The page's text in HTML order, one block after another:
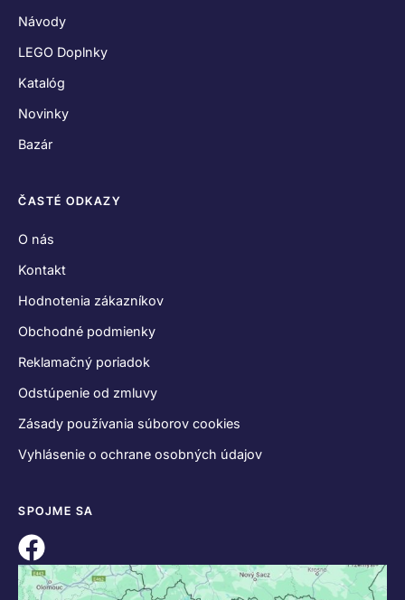
Návody
LEGO Doplnky
Katalóg
Novinky
Bazár
ČASTÉ ODKAZY
O nás
Kontakt
Hodnotenia zákazníkov
Obchodné podmienky
Reklamačný poriadok
Odstúpenie od zmluvy
Zásady používania súborov cookies
Vyhlásenie o ochrane osobných údajov
SPOJME SA